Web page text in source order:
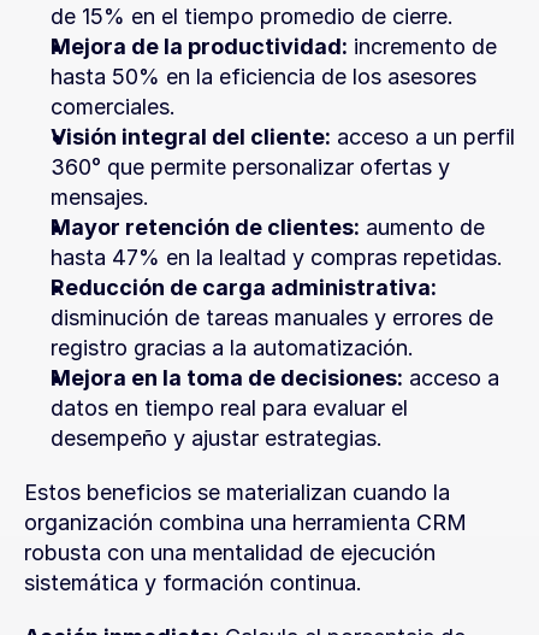
de 15% en el tiempo promedio de cierre.
Mejora de la productividad: incremento de
hasta 50% en la eficiencia de los asesores
comerciales.
Visión integral del cliente: acceso a un perfil
360° que permite personalizar ofertas y
mensajes.
Mayor retención de clientes: aumento de
hasta 47% en la lealtad y compras repetidas.
Reducción de carga administrativa:
disminución de tareas manuales y errores de
registro gracias a la automatización.
Mejora en la toma de decisiones: acceso a
datos en tiempo real para evaluar el
desempeño y ajustar estrategias.
Estos beneficios se materializan cuando la
organización combina una herramienta CRM
robusta con una mentalidad de ejecución
sistemática y formación continua.